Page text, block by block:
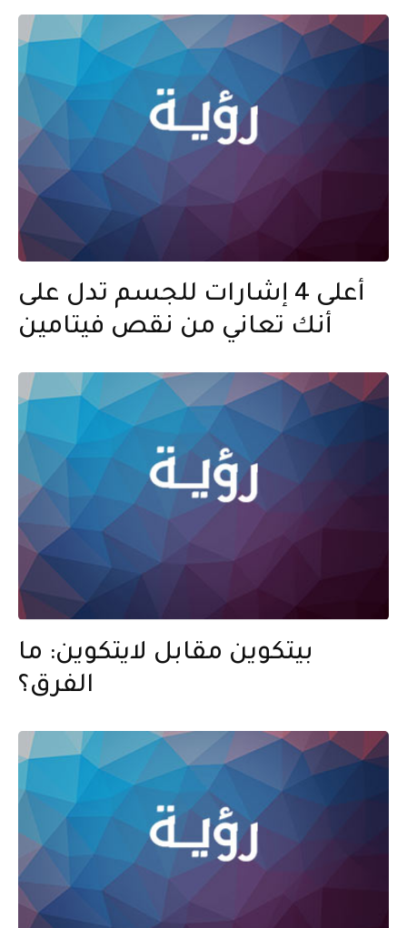
أعلى 4 إشارات للجسم تدل على
أنك تعاني من نقص فيتامين
بيتكوين مقابل لايتكوين: ما
الفرق؟